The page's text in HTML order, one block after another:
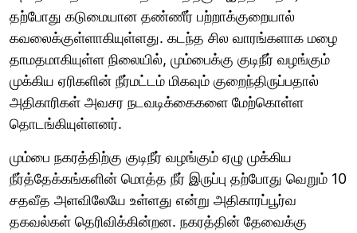
தற்போது கடுமையான தண்ணீர் பற்றாக்குறையால்
கவலைக்குள்ளாகியுள்ளது. கடந்த சில வாரங்களாக மழை
தாமதமாகியுள்ள நிலையில், மும்பைக்கு குடிநீர் வழங்கும்
முக்கிய ஏரிகளின் நீர்மட்டம் மிகவும் குறைந்திருப்பதால்
அதிகாரிகள் அவசர நடவடிக்கைகளை மேற்கொள்ள
தொடங்கியுள்ளனர்.
மும்பை நகரத்திற்கு குடிநீர் வழங்கும் ஏழு முக்கிய
நீர்த்தேக்கங்களின் மொத்த நீர் இருப்பு தற்போது வெறும் 10
சதவீத அளவிலேயே உள்ளது என்று அதிகாரப்பூர்வ
தகவல்கள் தெரிவிக்கின்றன. நகரத்தின் தேவைக்கு